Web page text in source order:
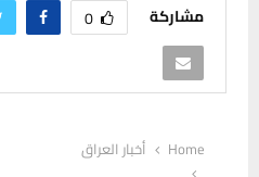
مشاركة 0
Home
أخبار العراق